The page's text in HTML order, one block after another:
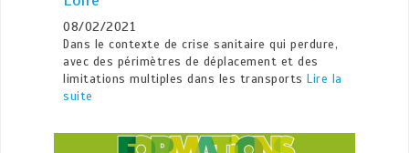
08/02/2021
Dans le contexte de crise sanitaire qui perdure,
avec des périmètres de déplacement et des
limitations multiples dans les transportsLire la
suite